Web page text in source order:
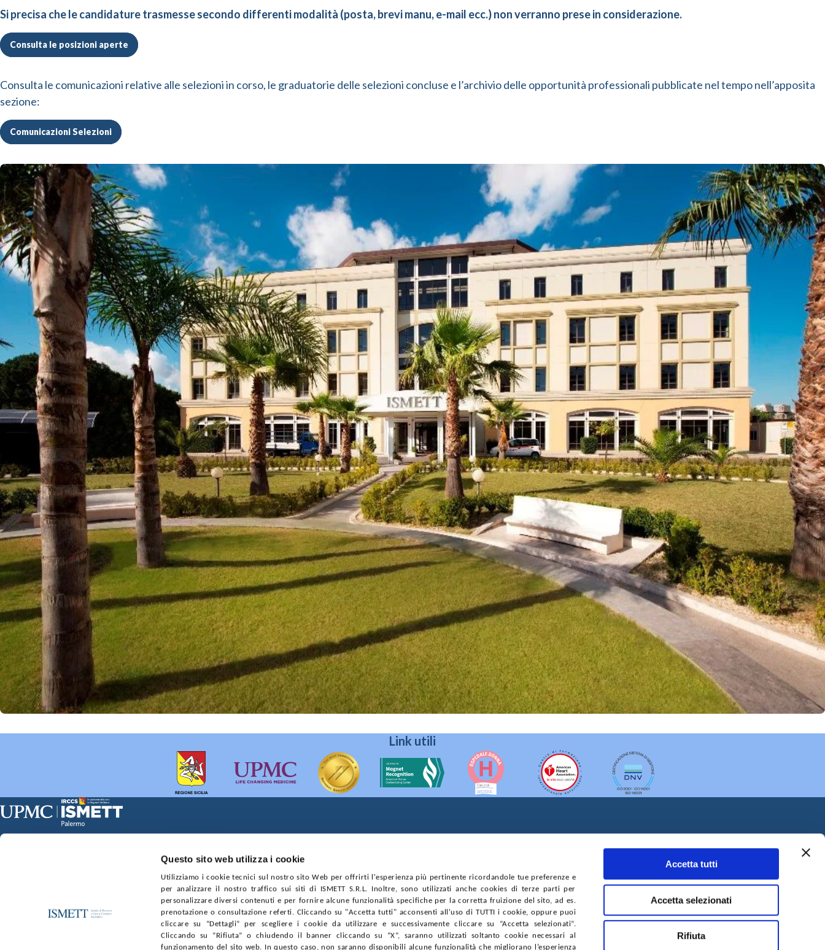
Questo sito web utilizza i cookie
Utilizziamo i cookie tecnici sul nostro sito Web per offrirti l'esperienza più pertinente ricordandole tue preferenze e
per analizzare il nostro traffico sui siti di ISMETT S.R.L. Inoltre, sono utilizzati anche cookies di terze parti per
personalizzare diversi contenuti e per fornire alcune funzionalità specifiche per la corretta fruizione del sito, ad es.
prenotazione o consultazione referti. Cliccando su "Accetta tutti" acconsenti all'uso di TUTTI i cookie, oppure puoi
cliccare su “Dettagli” per scegliere i cookie da utilizzare e successivamente cliccare su “Accetta selezionati”.
Cliccando su “Rifiuta” o chiudendo il banner cliccando su “X”, saranno utilizzati soltanto cookie necessari al
funzionamento del sito web. In questo caso, non saranno disponibili alcune funzionalità che migliorano l’esperienza
Accetta tutti
Accetta selezionati
Rifiuta
Si precisa che le candidature trasmesse secondo differenti modalità (posta, brevi manu, e-mail ecc.) non verranno prese in considerazione.
Consulta le posizioni aperte
Consulta le comunicazioni relative alle selezioni in corso, le graduatorie delle selezioni concluse e l’archivio delle opportunità professionali pubblicate nel tempo nell’apposita
sezione:
Comunicazioni Selezioni
Link utili
Sede Clinica:
Sede Sociale:
Ufficio Registro delle imprese di Palermo
WHISTLEBLOWINGGARE E CONTRATTIPRIVACYCOOKIE POLICYSOSTIENICI MAPPA DEL SITO ACCESSIBILITÀCONTATTI